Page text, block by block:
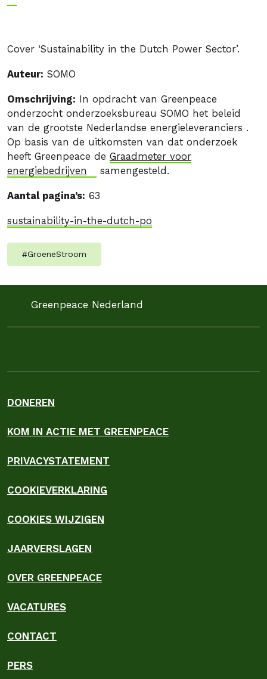
Cover ‘Sustainability in the Dutch Power Sector’.
Auteur: SOMO
Omschrijving: In opdracht van Greenpeace
onderzocht onderzoeksbureau SOMO het beleid
van de grootste Nederlandse energieleveranciers .
Op basis van de uitkomsten van dat onderzoek
heeft Greenpeace de Graadmeter voor
energiebedrijven
samengesteld.
Aantal pagina’s: 63
sustainability-in-the-dutch-po
#GroeneStroom
Greenpeace Nederland
DONEREN
KOM IN ACTIE MET GREENPEACE
PRIVACYSTATEMENT
COOKIEVERKLARING
COOKIES WIJZIGEN
JAARVERSLAGEN
OVER GREENPEACE
VACATURES
CONTACT
PERS